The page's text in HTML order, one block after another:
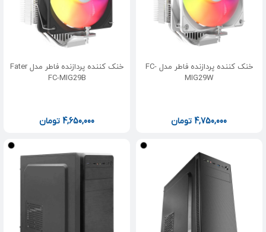
خنک کننده پردازنده فاطر مدل FC-
MIG29W
4,750,000 تومان
خنک کننده پردازنده فاطر مدل Fater
FC-MIG29B
4,650,000 تومان